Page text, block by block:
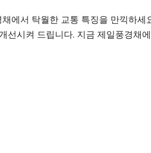
에서 탁월한 교통 특징을 만끽하세
선시켜 드립니다. 지금 제일풍경채